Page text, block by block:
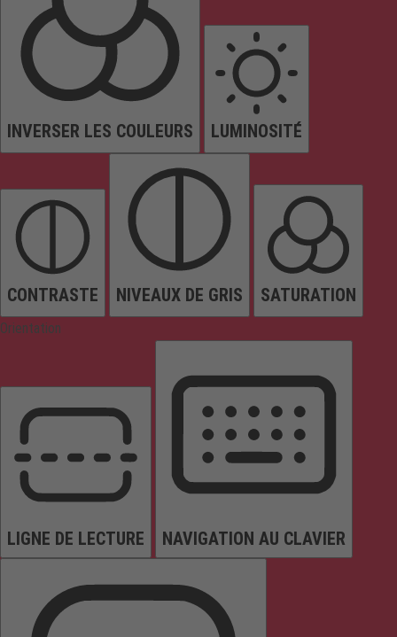
INVERSER LES COULEURS LUMINOSITÉ
CONTRASTE NIVEAUX DE GRIS SATURATION
Orientation
LIGNE DE LECTURE NAVIGATION AU CLAVIER